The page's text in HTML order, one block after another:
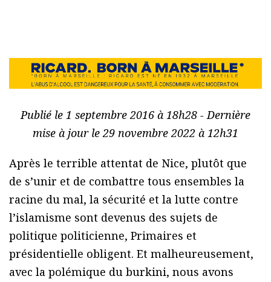
Publié le 1 septembre 2016 à 18h28 - Dernière
mise à jour le 29 novembre 2022 à 12h31
Après le terrible attentat de Nice, plutôt que
de s’unir et de combattre tous ensembles la
racine du mal, la sécurité et la lutte contre
l’islamisme sont devenus des sujets de
politique politicienne, Primaires et
présidentielle obligent. Et malheureusement,
avec la polémique du burkini, nous avons